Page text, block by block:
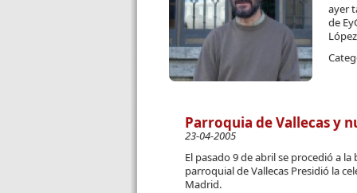
ayer
de
Parroquia de Vallecas y
23-04-2005
El pasado 9 de abril se procedió a
parroquial de Vallecas Presidió la
Madrid.